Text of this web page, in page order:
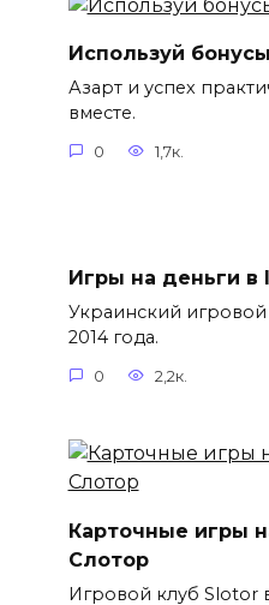
Используй
Азарт и успех
вместе.
0 1,7к.
Игры на деньги в
Украинский игровой
2014 года.
0 2,2к.
Карточные игры
Слотор
Игровой клуб Slotor